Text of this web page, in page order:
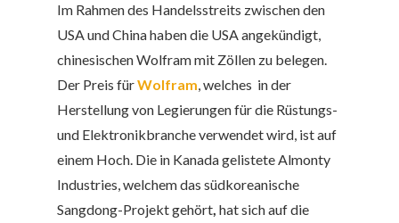
Im Rahmen des Handelsstreits zwischen den
USA und China haben die USA angekündigt,
chinesischen Wolfram mit Zöllen zu belegen.
Der Preis fürWolfram, welches in der
Herstellung von Legierungen für die Rüstungs-
und Elektronikbranche verwendet wird, ist auf
einem Hoch. Die in Kanada gelistete Almonty
Industries, welchem das südkoreanische
Sangdong-Projekt gehört, hat sich auf die